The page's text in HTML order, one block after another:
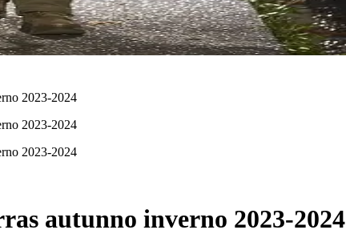
2023-2024
2023-2024
2023-2024
autunno inverno 2023-2024